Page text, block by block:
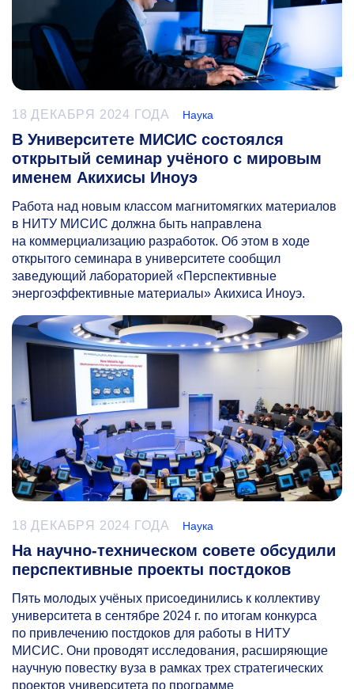
18 ДЕКАБРЯ 2024 ГОДА Наука
В Университете МИСИС состоялся
открытый семинар учёного с мировым
именем Акихисы Иноуэ
Работа над новым классом магнитомягких материалов
в НИТУ МИСИС должна быть направлена
на коммерциализацию разработок. Об этом в ходе
открытого семинара в университете сообщил
заведующий лабораторией «Перспективные
энергоэффективные материалы» Акихиса Иноуэ.
18 ДЕКАБРЯ 2024 ГОДА Наука
На научно-техническом совете обсудили
перспективные проекты постдоков
Пять молодых учёных присоединились к коллективу
университета в сентябре 2024 г. по итогам конкурса
по привлечению постдоков для работы в НИТУ
МИСИС. Они проводят исследования, расширяющие
научную повестку вуза в рамках трех стратегических
проектов университета по программе